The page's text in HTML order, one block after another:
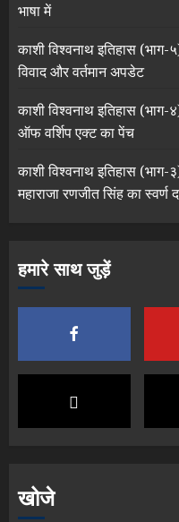
भाषा में
काशी विश्वनाथ इतिहास (भाग-
विवाद और वर्तमान अपडेट
काशी विश्वनाथ इतिहास
ऑफ वर्शिप एक्ट का पेंच
काशी विश्वनाथ इतिहास (भाग-
महाराजा रणजीत सिंह का स्वर्ण
हमारे साथ जुड़ें
खोजे